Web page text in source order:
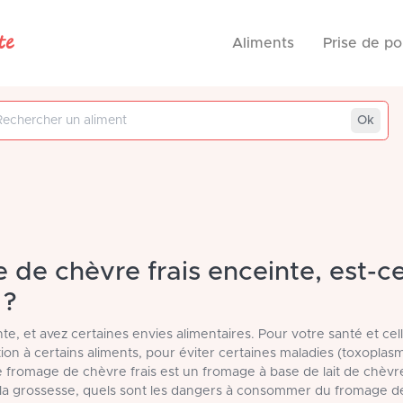
Aliments Prise de
aliment Ok
de chèvre frais enceinte, est-
et avez certaines envies alimentaires. Pour votre santé et
à certains aliments, pour éviter certaines maladies
fromage de chèvre frais est un fromage à base de lait de
grossesse, quels sont les dangers à consommer du fromage